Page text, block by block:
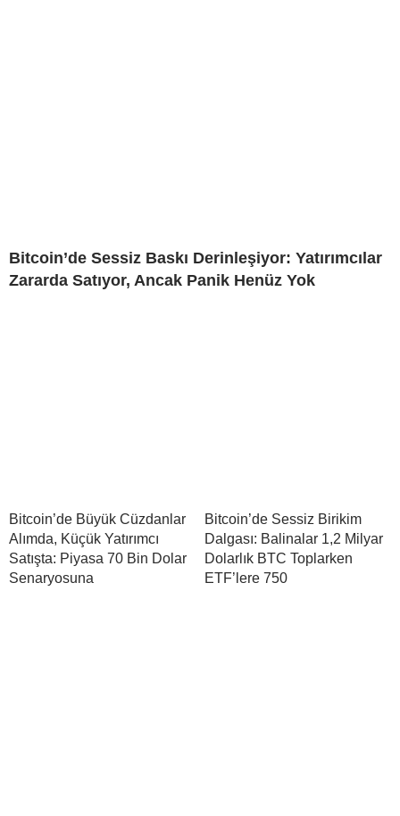
Bitcoin’de Sessiz Baskı Derinleşiyor: Yatırımcılar
Zararda Satıyor, Ancak Panik Henüz Yok
Bitcoin’de Büyük Cüzdanlar
Alımda, Küçük Yatırımcı
Satışta: Piyasa 70 Bin Dolar
Senaryosuna
Bitcoin’de Sessiz Birikim
Dalgası: Balinalar 1,2 Milyar
Dolarlık BTC Toplarken
ETF’lere 750